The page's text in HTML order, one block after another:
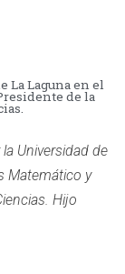
La Laguna en el
de la
Universidad de
Matemático y
Hijo